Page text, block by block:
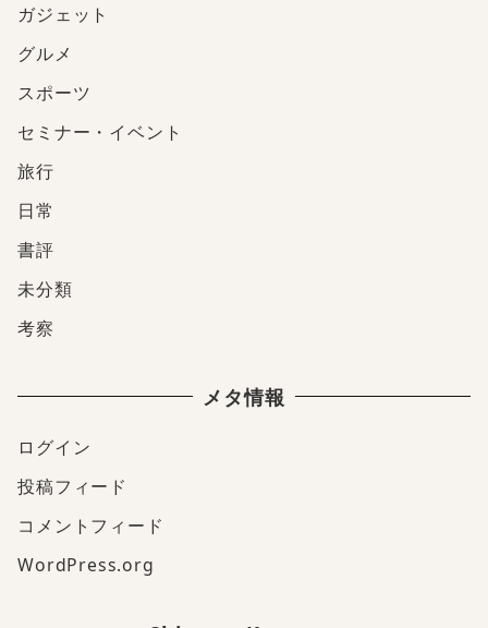
ガジェット
グルメ
スポーツ
セミナー・イベント
旅行
日常
書評
未分類
考察
メタ情報
ログイン
投稿フィード
コメントフィード
WordPress.org